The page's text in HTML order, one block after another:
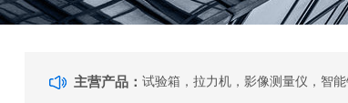
主营产品：